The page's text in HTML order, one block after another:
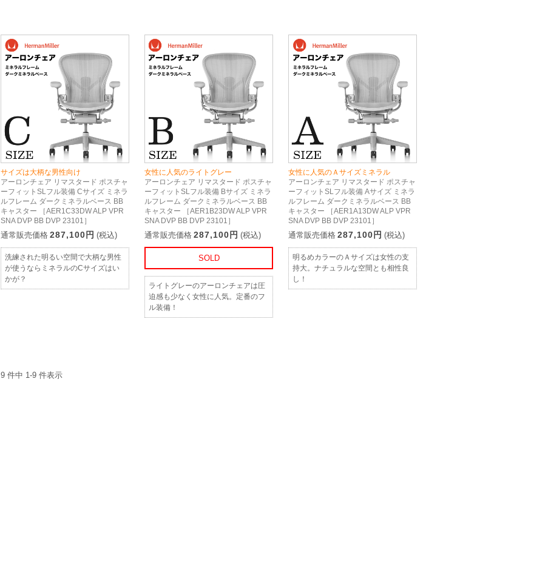
サイズは大柄な男性向け
アーロンチェア リマスタード ポスチャ
ーフィットSLフル装備 Cサイズ ミネラ
ルフレーム ダークミネラルベース BB
キャスター ［AER1C33DW ALP VPR
SNA DVP BB DVP 23101］
通常販売価格 287,100円 (税込)
洗練された明るい空間で大柄な男性
が使うならミネラルのCサイズはい
かが？
女性に人気のライトグレー
アーロンチェア リマスタード ポスチャ
ーフィットSLフル装備 Bサイズ ミネラ
ルフレーム ダークミネラルベース BB
キャスター ［AER1B23DW ALP VPR
SNA DVP BB DVP 23101］
通常販売価格 287,100円 (税込)
SOLD
ライトグレーのアーロンチェアは圧
迫感も少なく女性に人気。定番のフ
ル装備！
女性に人気のＡサイズミネラル
アーロンチェア リマスタード ポスチャ
ーフィットSLフル装備 Aサイズ ミネラ
ルフレーム ダークミネラルベース BB
キャスター ［AER1A13DW ALP VPR
SNA DVP BB DVP 23101］
通常販売価格 287,100円 (税込)
明るめカラーのＡサイズは女性の支
持大。ナチュラルな空間とも相性良
し！
9 件中 1-9 件表示